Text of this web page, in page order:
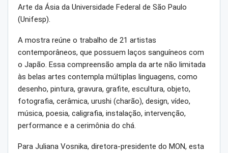
Arte da Ásia da Universidade Federal de São Paulo
(Unifesp).
A mostra reúne o trabalho de 21 artistas
contemporâneos, que possuem laços sanguíneos com
o Japão. Essa compreensão ampla da arte não limitada
às belas artes contempla múltiplas linguagens, como
desenho, pintura, gravura, grafite, escultura, objeto,
fotografia, cerâmica, urushi (charão), design, vídeo,
música, poesia, caligrafia, instalação, intervenção,
performance e a cerimônia do chá.
Para Juliana Vosnika, diretora-presidente do MON, esta